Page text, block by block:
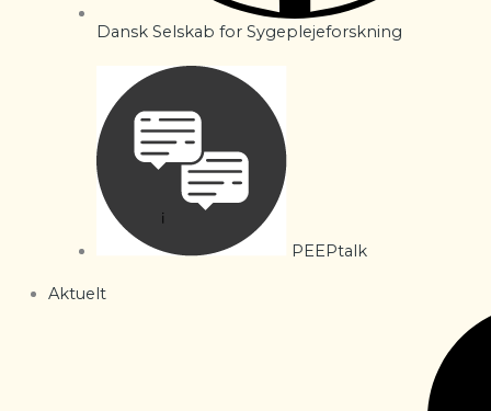
Dansk Selskab for Sygeplejeforskning
PEEPtalk
Aktuelt